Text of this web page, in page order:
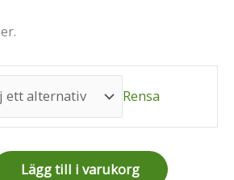
Rensa
Lägg till i varukorg